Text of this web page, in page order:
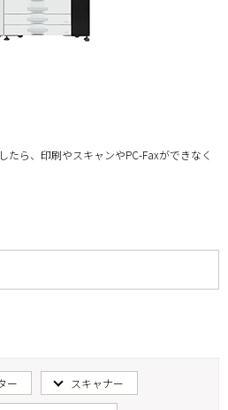
たら、印刷やスキャンやPC-Faxができなく
ー スキャナー